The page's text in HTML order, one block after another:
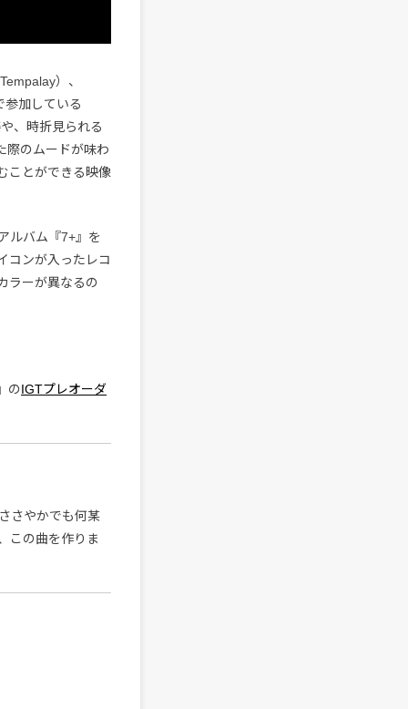
）、
参加している
、時折見られる
際のムードが味わ
ことができる映像
ルバム『7+』を
コンが入ったレコ
ラーが異なるの
のIGTプレオーダ
さやかでも何某
この曲を作りま